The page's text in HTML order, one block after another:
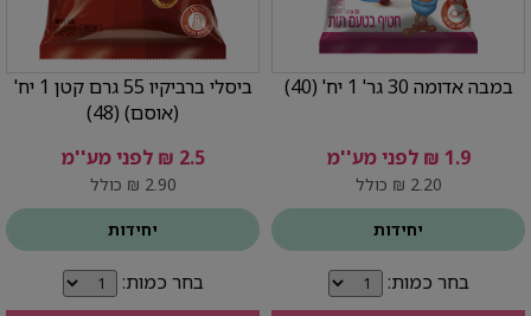
במבה אדומה 30 גר' 1 יח' (40)
1.9 ₪ לפני מע''מ
2.20 ₪ כולל
יחידות
בחר כמות:
ביסלי ברביקיו 55 גרם קטן 1 יח'
(אוסם) (48)
2.5 ₪ לפני מע''מ
2.90 ₪ כולל
יחידות
בחר כמות: